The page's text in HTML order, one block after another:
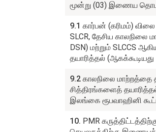
மூன்று (03) இணைய
9.1 கார்பன் (கரிமம்) விலை
SLCR, தேசிய காலநிலை
DSN) மற்றும் SLCCS
தயாரித்தல் (ஆகக்கூடியது
9.2 காலநிலை மாற்றத்தை
சித்திரங்களைத்
இலங்கை ரூபவாஹினி
10. PMR